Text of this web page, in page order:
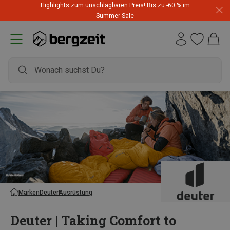
Highlights zum unschlagbaren Preis! Bis zu -60 % im
Summer Sale
MarkenDeuterAusrüstung
Deuter | Taking Comfort to